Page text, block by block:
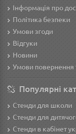
Інформація про
Політика безпеки
Умови згоди
Відгуки
Новини
Умови повернення
Популярні
Стенди для школи
Стенди для
Стенди в кабінет